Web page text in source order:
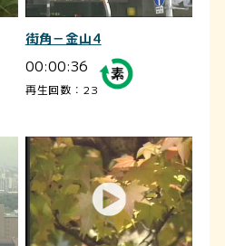
街角－金山4
00:00:36
再生回数：23